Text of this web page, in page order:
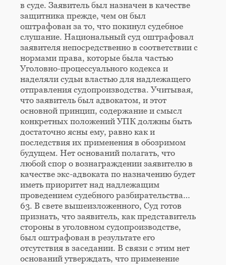
в суде. Заявитель был назначен в качестве
защитника прежде, чем он был
оштрафован за то, что покинул судебное
слушание. Национальный суд оштрафовал
заявителя непосредственно в соответствии с
нормами права, которые была частью
Уголовно-процессуального кодекса и
наделяли судьи властью для надлежащего
отправления судопроизводства. Учитывая,
что заявитель был адвокатом, и этот
основной принцип, содержание и смысл
конкретных положений УПК должны быть
достаточно ясны ему, равно как и
последствия их применения в обозримом
будущем. Нет оснований полагать, что
любой спор о вознаграждении заявителю в
качестве экс-адвоката по назначению будет
иметь приоритет над надлежащим
проведением судебного разбирательства…
63. В свете вышеизложенного, Суд готов
признать, что заявитель, как представитель
стороны в уголовном судопроизводстве,
был оштрафован в результате его
отсутствия в заседании. В связи с этим нет
оснований утверждать, что применение